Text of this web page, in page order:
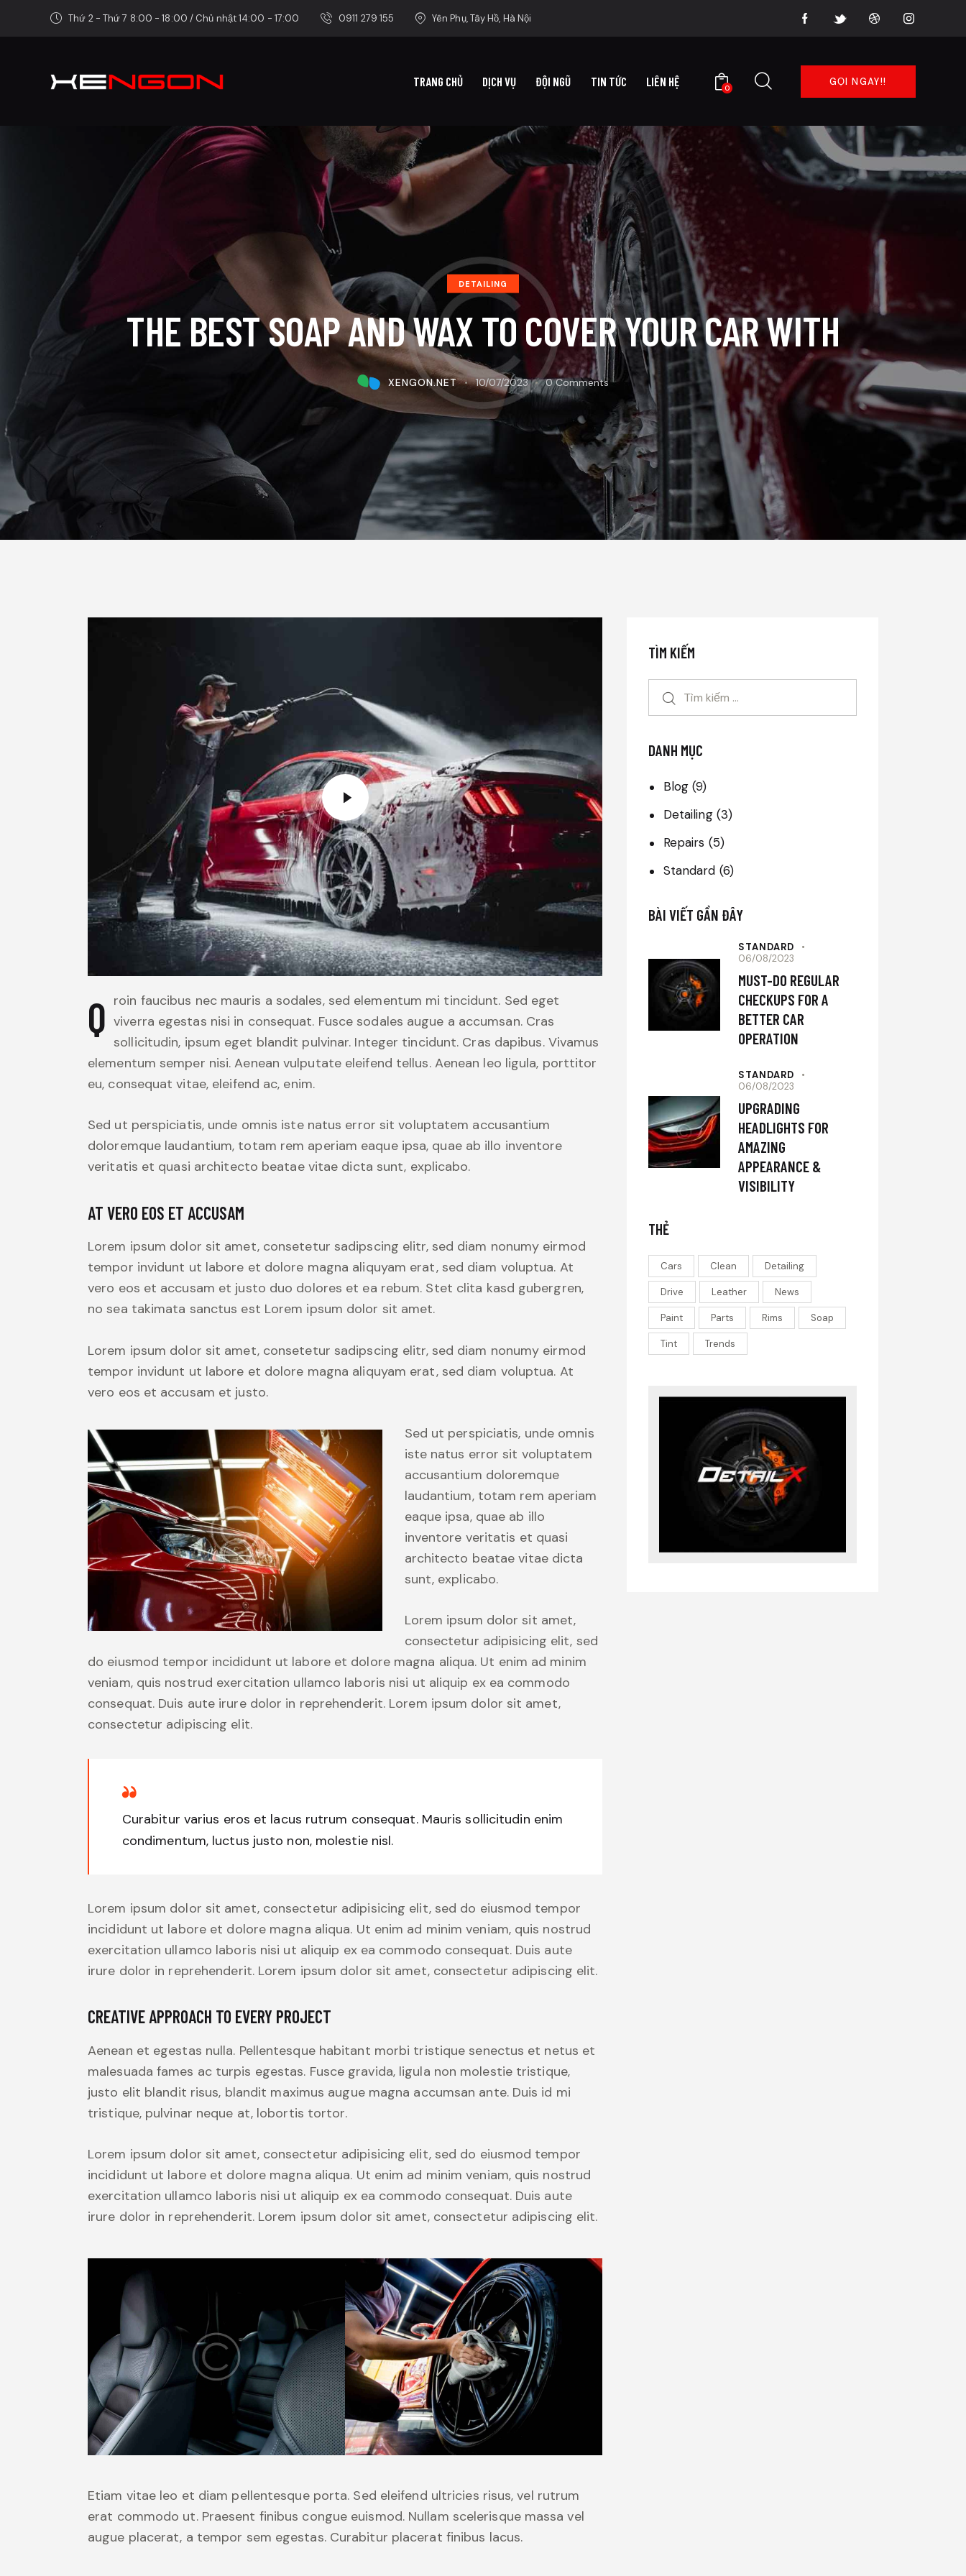
Thứ 2 - Thứ 7 8:00 - 18:00 / Chủ nhật 14:00 - 17:00 0911 279 155 Yên Phụ, Tây Hồ, Hà Nội
TRANG CHỦ DỊCH VỤ ĐỘI NGŨ TIN TỨC LIÊN HỆ 0
GỌI NGAY!!
DETAILING
THE BEST SOAP AND WAX TO COVER YOUR CAR WITH
XENGON.NET 10/07/2023 0 Comments
Qroin faucibus nec mauris a sodales, sed elementum mi tincidunt. Sed eget viverra egestas nisi in consequat. Fusce sodales augue a accumsan. Cras
sollicitudin, ipsum eget blandit pulvinar. Integer tincidunt. Cras dapibus. Vivamus
elementum semper nisi. Aenean vulputate eleifend tellus. Aenean leo ligula, porttitor
eu, consequat vitae, eleifend ac, enim.
Sed ut perspiciatis, unde omnis iste natus error sit voluptatem accusantium
doloremque laudantium, totam rem aperiam eaque ipsa, quae ab illo inventore
veritatis et quasi architecto beatae vitae dicta sunt, explicabo.
AT VERO EOS ET ACCUSAM
Lorem ipsum dolor sit amet, consetetur sadipscing elitr, sed diam nonumy eirmod
tempor invidunt ut labore et dolore magna aliquyam erat, sed diam voluptua. At
vero eos et accusam et justo duo dolores et ea rebum. Stet clita kasd gubergren,
no sea takimata sanctus est Lorem ipsum dolor sit amet.
Lorem ipsum dolor sit amet, consetetur sadipscing elitr, sed diam nonumy eirmod
tempor invidunt ut labore et dolore magna aliquyam erat, sed diam voluptua. At
vero eos et accusam et justo.
Sed ut perspiciatis, unde omnis
iste natus error sit voluptatem
accusantium doloremque
laudantium, totam rem aperiam
eaque ipsa, quae ab illo
inventore veritatis et quasi
architecto beatae vitae dicta
sunt, explicabo.
Lorem ipsum dolor sit amet,
consectetur adipisicing elit, sed
do eiusmod tempor incididunt ut labore et dolore magna aliqua. Ut enim ad minim
veniam, quis nostrud exercitation ullamco laboris nisi ut aliquip ex ea commodo
consequat. Duis aute irure dolor in reprehenderit. Lorem ipsum dolor sit amet,
consectetur adipiscing elit.
Curabitur varius eros et lacus rutrum consequat. Mauris sollicitudin enim
condimentum, luctus justo non, molestie nisl.
Lorem ipsum dolor sit amet, consectetur adipisicing elit, sed do eiusmod tempor
incididunt ut labore et dolore magna aliqua. Ut enim ad minim veniam, quis nostrud
exercitation ullamco laboris nisi ut aliquip ex ea commodo consequat. Duis aute
irure dolor in reprehenderit. Lorem ipsum dolor sit amet, consectetur adipiscing elit.
CREATIVE APPROACH TO EVERY PROJECT
Aenean et egestas nulla. Pellentesque habitant morbi tristique senectus et netus et
malesuada fames ac turpis egestas. Fusce gravida, ligula non molestie tristique,
justo elit blandit risus, blandit maximus augue magna accumsan ante. Duis id mi
tristique, pulvinar neque at, lobortis tortor.
Lorem ipsum dolor sit amet, consectetur adipisicing elit, sed do eiusmod tempor
incididunt ut labore et dolore magna aliqua. Ut enim ad minim veniam, quis nostrud
exercitation ullamco laboris nisi ut aliquip ex ea commodo consequat. Duis aute
irure dolor in reprehenderit. Lorem ipsum dolor sit amet, consectetur adipiscing elit.
Etiam vitae leo et diam pellentesque porta. Sed eleifend ultricies risus, vel rutrum
erat commodo ut. Praesent finibus congue euismod. Nullam scelerisque massa vel
augue placerat, a tempor sem egestas. Curabitur placerat finibus lacus.
TÌM KIẾM
DANH MỤC
Blog (9)
Detailing(3)
Repairs (5)
Standard (6)
BÀI VIẾT GẦN ĐÂY
STANDARD
06/08/2023
MUST-DO REGULAR
CHECKUPS FOR A
BETTER CAR
OPERATION
STANDARD
06/08/2023
UPGRADING
HEADLIGHTS FOR
AMAZING
APPEARANCE &
VISIBILITY
THẺ
Cars Clean Detailing
Drive Leather News
Paint Parts Rims Soap
Tint Trends